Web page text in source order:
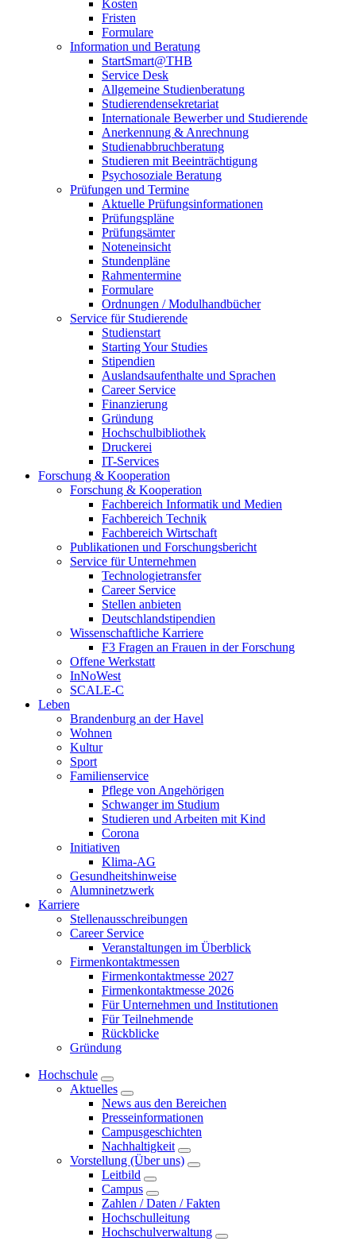
Kosten
Fristen
Formulare
Information und Beratung
StartSmart@THB
Service Desk
Allgemeine Studienberatung
Studierendensekretariat
Internationale Bewerber und Studierende
Anerkennung & Anrechnung
Studienabbruchberatung
Studieren mit Beeinträchtigung
Psychosoziale Beratung
Prüfungen und Termine
Aktuelle Prüfungsinformationen
Prüfungspläne
Prüfungsämter
Noteneinsicht
Stundenpläne
Rahmentermine
Formulare
Ordnungen / Modulhandbücher
Service für Studierende
Studienstart
Starting Your Studies
Stipendien
Auslandsaufenthalte und Sprachen
Career Service
Finanzierung
Gründung
Hochschulbibliothek
Druckerei
IT-Services
Forschung & Kooperation
Forschung & Kooperation
Fachbereich Informatik und Medien
Fachbereich Technik
Fachbereich Wirtschaft
Publikationen und Forschungsbericht
Service für Unternehmen
Technologietransfer
Career Service
Stellen anbieten
Deutschlandstipendien
Wissenschaftliche Karriere
F3 Fragen an Frauen in der Forschung
Offene Werkstatt
InNoWest
SCALE-C
Leben
Brandenburg an der Havel
Wohnen
Kultur
Sport
Familienservice
Pflege von Angehörigen
Schwanger im Studium
Studieren und Arbeiten mit Kind
Corona
Initiativen
Klima-AG
Gesundheitshinweise
Alumninetzwerk
Karriere
Stellenausschreibungen
Career Service
Veranstaltungen im Überblick
Firmenkontaktmessen
Firmenkontaktmesse 2027
Firmenkontaktmesse 2026
Für Unternehmen und Institutionen
Für Teilnehmende
Rückblicke
Gründung
Hochschule
Aktuelles
News aus den Bereichen
Presseinformationen
Campusgeschichten
Nachhaltigkeit
Vorstellung (Über uns)
Leitbild
Campus
Zahlen / Daten / Fakten
Hochschulleitung
Hochschulverwaltung